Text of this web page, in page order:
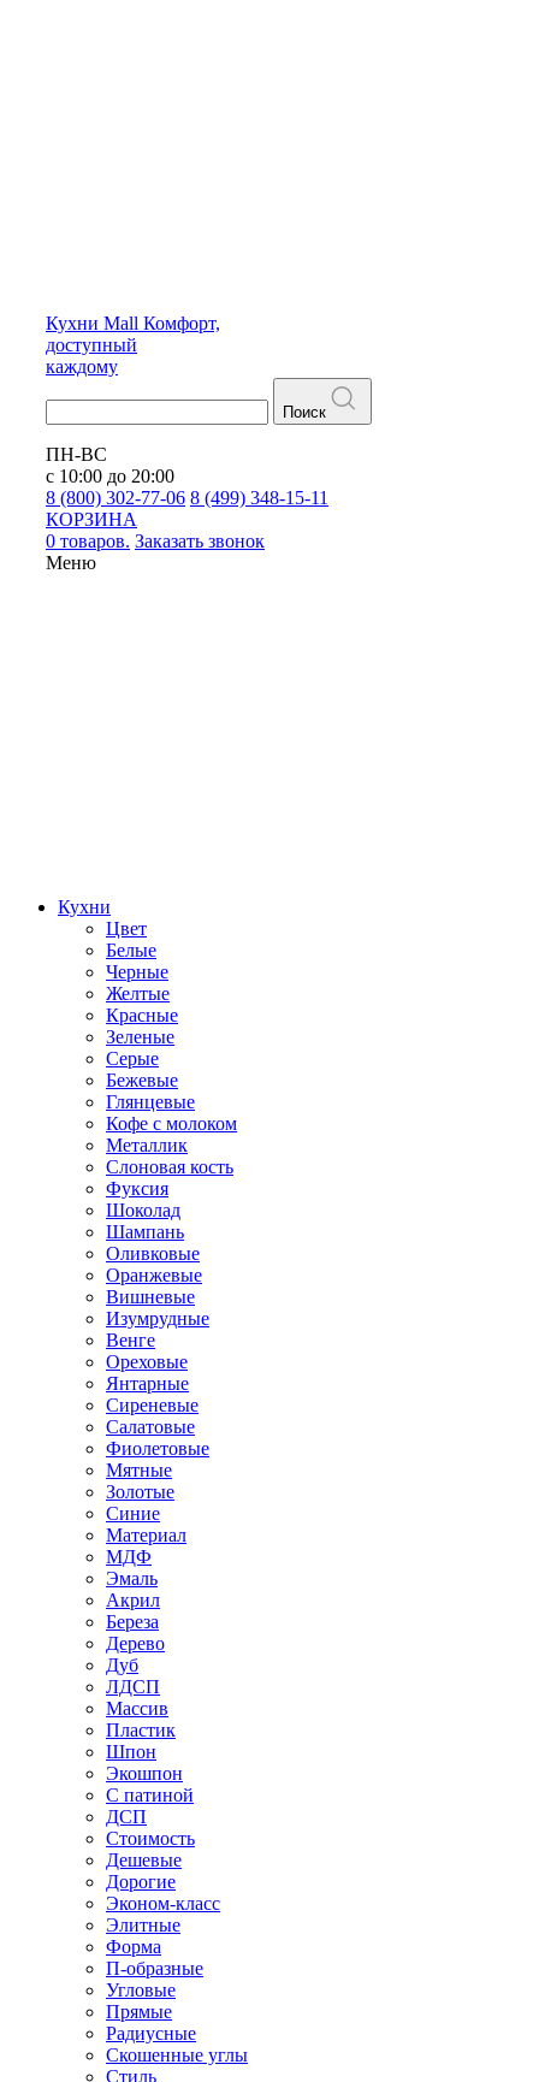
Кухни Mall Комфорт,
доступный
каждому
Поиск
ПН-ВС
с 10:00 до 20:00
8 (800) 302-77-06 8 (499) 348-15-11
КОРЗИНА
0 товаров. Заказать звонок
Меню
Кухни
Цвет
Белые
Черные
Желтые
Красные
Зеленые
Серые
Бежевые
Глянцевые
Кофе с молоком
Металлик
Слоновая кость
Фуксия
Шоколад
Шампань
Оливковые
Оранжевые
Вишневые
Изумрудные
Венге
Ореховые
Янтарные
Сиреневые
Салатовые
Фиолетовые
Мятные
Золотые
Синие
Материал
МДФ
Эмаль
Акрил
Береза
Дерево
Дуб
ЛДСП
Массив
Пластик
Шпон
Экошпон
С патиной
ДСП
Стоимость
Дешевые
Дорогие
Эконом-класс
Элитные
Форма
П-образные
Угловые
Прямые
Радиусные
Скошенные углы
Стиль